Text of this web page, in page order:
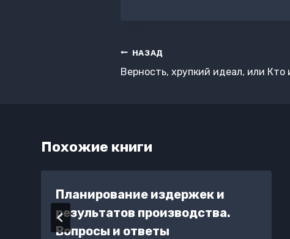
Навигация
по
НАЗАД
Верность, хрупкий идеал, или
Похожие книги
Планирование издержек и
результатов производства.
Вопросы и ответы